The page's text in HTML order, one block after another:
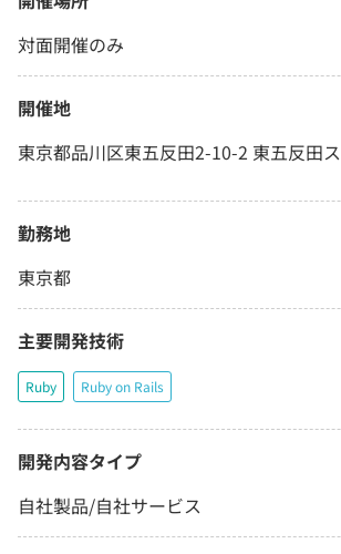
対面開催のみ
開催地
東京都品川区東五反田2-10-2 東五反田
勤務地
東京都
主要開発技術
Ruby Ruby on Rails
開発内容タイプ
自社製品/自社サービス